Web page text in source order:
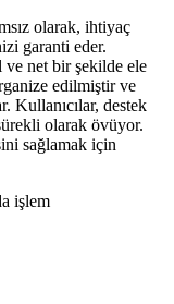
olarak, ihtiyaç
garanti eder.
ve net bir şekilde ele
edilmiştir ve
Kullanıcılar, destek
olarak övüyor.
sağlamak için